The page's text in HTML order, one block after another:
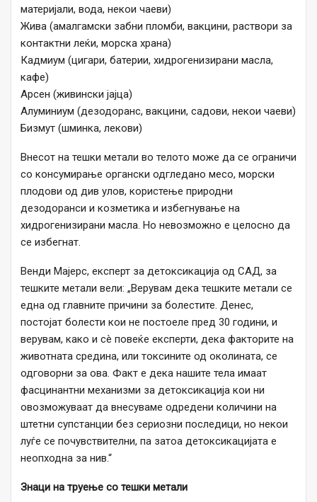
материјали, вода, некои чаеви)
Жива (амалгамски забни пломби, вакцини, раствори за
контактни леќи, морска храна)
Кадмиум (цигари, батерии, хидрогенизирани масла,
кафе)
Арсен (живински јајца)
Алуминиум (дезодоранс, вакцини, садови, некои чаеви)
Бизмут (шминка, лекови)
Внесот на тешки метали во телото може да се ограничи
со консумирање органски одгледано месо, морски
плодови од див улов, користење природни
дезодоранси и козметика и избегнување на
хидрогенизирани масла. Но невозможно е целосно да
се избегнат.
Венди Мајерс, експерт за детоксикација од САД, за
тешките метали вели: „Верувам дека тешките метали се
една од главните причини за болестите. Денес,
постојат болести кои не постоеле пред 30 години, и
верувам, како и сè повеќе експерти, дека факторите на
животната средина, или токсините од околината, се
одговорни за ова. Факт е дека нашите тела имаат
фасцинантни механизми за детоксикација кои ни
овозможуваат да внесуваме одредени количини на
штетни супстанции без сериозни последици, но некои
луѓе се почувствителни, па затоа детоксикацијата е
неопходна за нив.“
Знаци на труење со тешки метали